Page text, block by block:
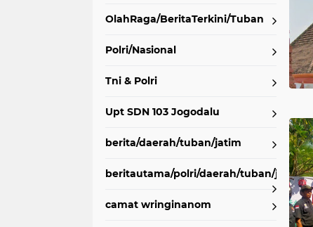
OlahRaga/BeritaTerkini/Tuban
Polri/Nasional
Tni & Polri
Upt SDN 103 Jogodalu
berita/daerah/tuban/jatim
beritautama/polri/daerah/tuban/jatim
camat wringinanom